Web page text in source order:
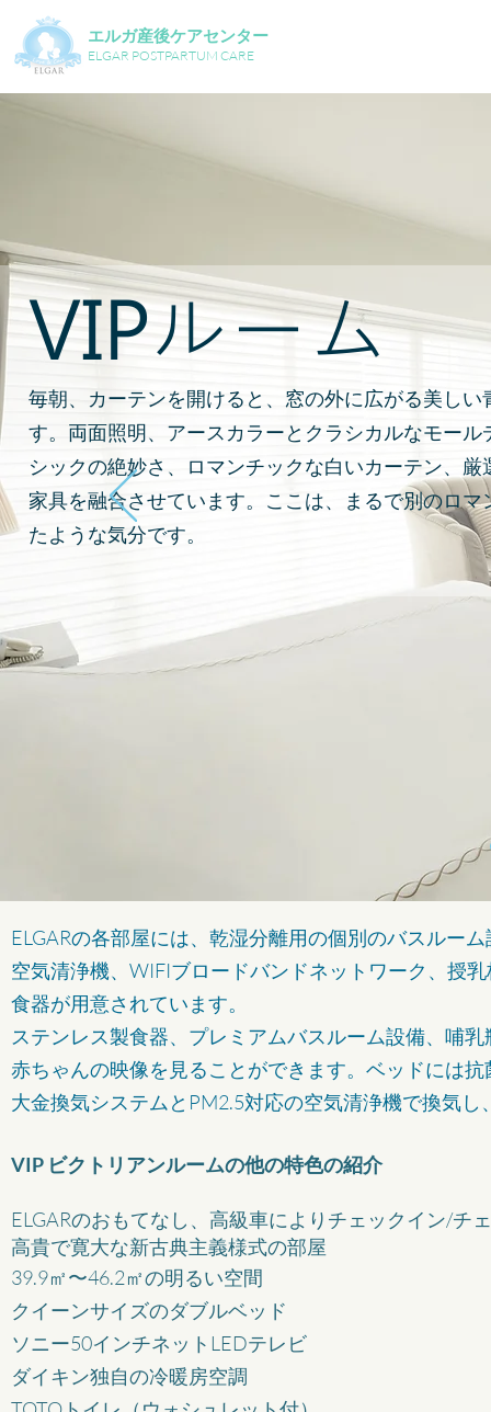
エルガ産後ケアセンター
ELGAR POSTPARTUM CARE
VIPルーム
毎朝、カーテンを開けると、窓の外に広がる美し
す。両面照明、アースカラーとクラシカルなモー
シックの絶妙さ、ロマンチックな白いカーテン、
家具を融合させています。ここは、まるで別のロ
たような気分です。
ELGARの各部屋には、乾湿分離用の個別のバスルー
空気清浄機、WIFIブロードバンドネットワーク、授
食器が用意されています。
ステンレス製食器、プレミアムバスルーム設備、哺
赤ちゃんの映像を見ることができます。ベッドには
大金換気システムとPM2.5対応の空気清浄機で換気
VIP ビクトリアンルームの他の特色の紹介
ELGARのおもてなし、高級車によりチェックイン/チ
高貴で寛大な新古典主義様式の部屋
39.9㎡〜46.2㎡の明るい空間
クイーンサイズのダブルベッド
ソニー50インチネットLEDテレビ
ダイキン独自の冷暖房空調